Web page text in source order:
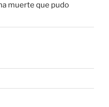
muerte que pudo